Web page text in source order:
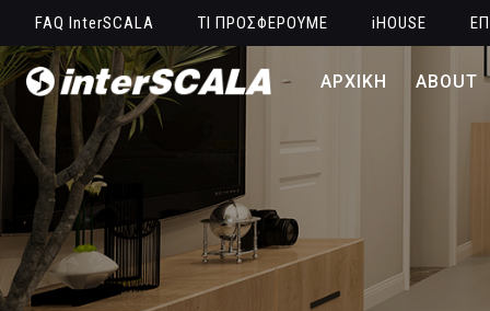
FAQ InterSCALA ΤΙ ΠΡΟΣΦΕΡΟΥΜΕ iHOUSE
ΑΡΧΙΚΗ ABOUT